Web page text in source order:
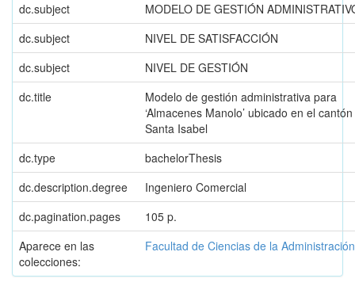
dc.subject
MODELO DE GESTIÓN
dc.subject
NIVEL DE SATISFACCIÓN
dc.subject
NIVEL DE GESTIÓN
dc.title
Modelo de gestión administrativa para
‘Almacenes Manolo’ ubicado en el cantón
Santa Isabel
dc.type
bachelorThesis
dc.description.degree
Ingeniero Comercial
dc.pagination.pages
105 p.
Aparece en las
colecciones:
Facultad de Ciencias de la Administración